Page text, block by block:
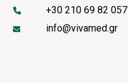
+30 210 69 82 057
info@vivamed.gr